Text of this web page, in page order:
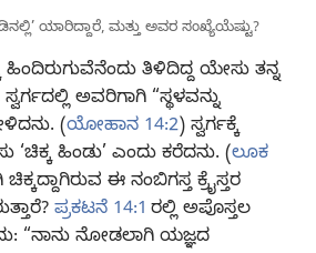
ಯಾರಿದ್ದಾರೆ, ಮತ್ತು ಅವರ ಸಂಖ್ಯೆಯೆಷ್ಟು?
ಹಿಂದಿರುಗುವೆನೆಂದು ತಿಳಿದಿದ್ದ ಯೇಸು ತನ್ನ
ಅವರಿಗಾಗಿ “ಸ್ಥಳವನ್ನು
(ಯೋಹಾನ 14:2) ಸ್ವರ್ಗಕ್ಕೆ
ಹಿಂಡು’ ಎಂದು ಕರೆದನು. (ಲೂಕ
ಈ ನಂಬಿಗಸ್ತ ಕ್ರೈಸ್ತರ
ಪ್ರಕಟನೆ 14:1 ರಲ್ಲಿ ಅಪೊಸ್ತಲ
“ನಾನು ನೋಡಲಾಗಿ ಯಜ್ಞದ